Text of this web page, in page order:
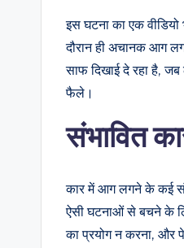
इस घटना का एक
दौरान ही अचानक आग
साफ दिखाई दे रहा है,
फैले।
संभावित
कार में आग लगने के कई
ऐसी घटनाओं से बचने के
का प्रयोग न करना, और